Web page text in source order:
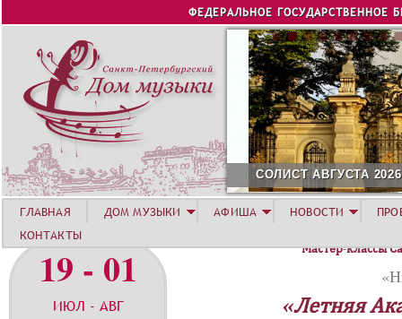
Jump to navigation
ФЕДЕРАЛЬНОЕ ГОСУДАРСТВЕННОЕ
СОЛИСТ АВГУСТА 2026
19 - 01
ИЮЛ - АВГ
Мастер-классы
«Летняя
ГЛАВНАЯ ДОМ МУЗЫКИ АФИША НОВОСТИ
КОНТАКТЫ